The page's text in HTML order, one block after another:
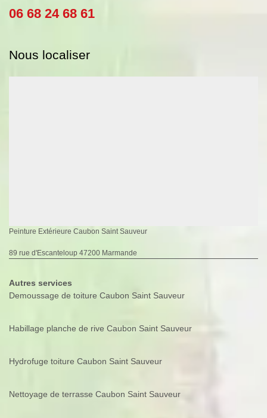
06 68 24 68 61
Nous localiser
Peinture Extérieure Caubon Saint Sauveur
89 rue d'Escanteloup 47200 Marmande
Autres services
Demoussage de toiture Caubon Saint Sauveur
Habillage planche de rive Caubon Saint Sauveur
Hydrofuge toiture Caubon Saint Sauveur
Nettoyage de terrasse Caubon Saint Sauveur